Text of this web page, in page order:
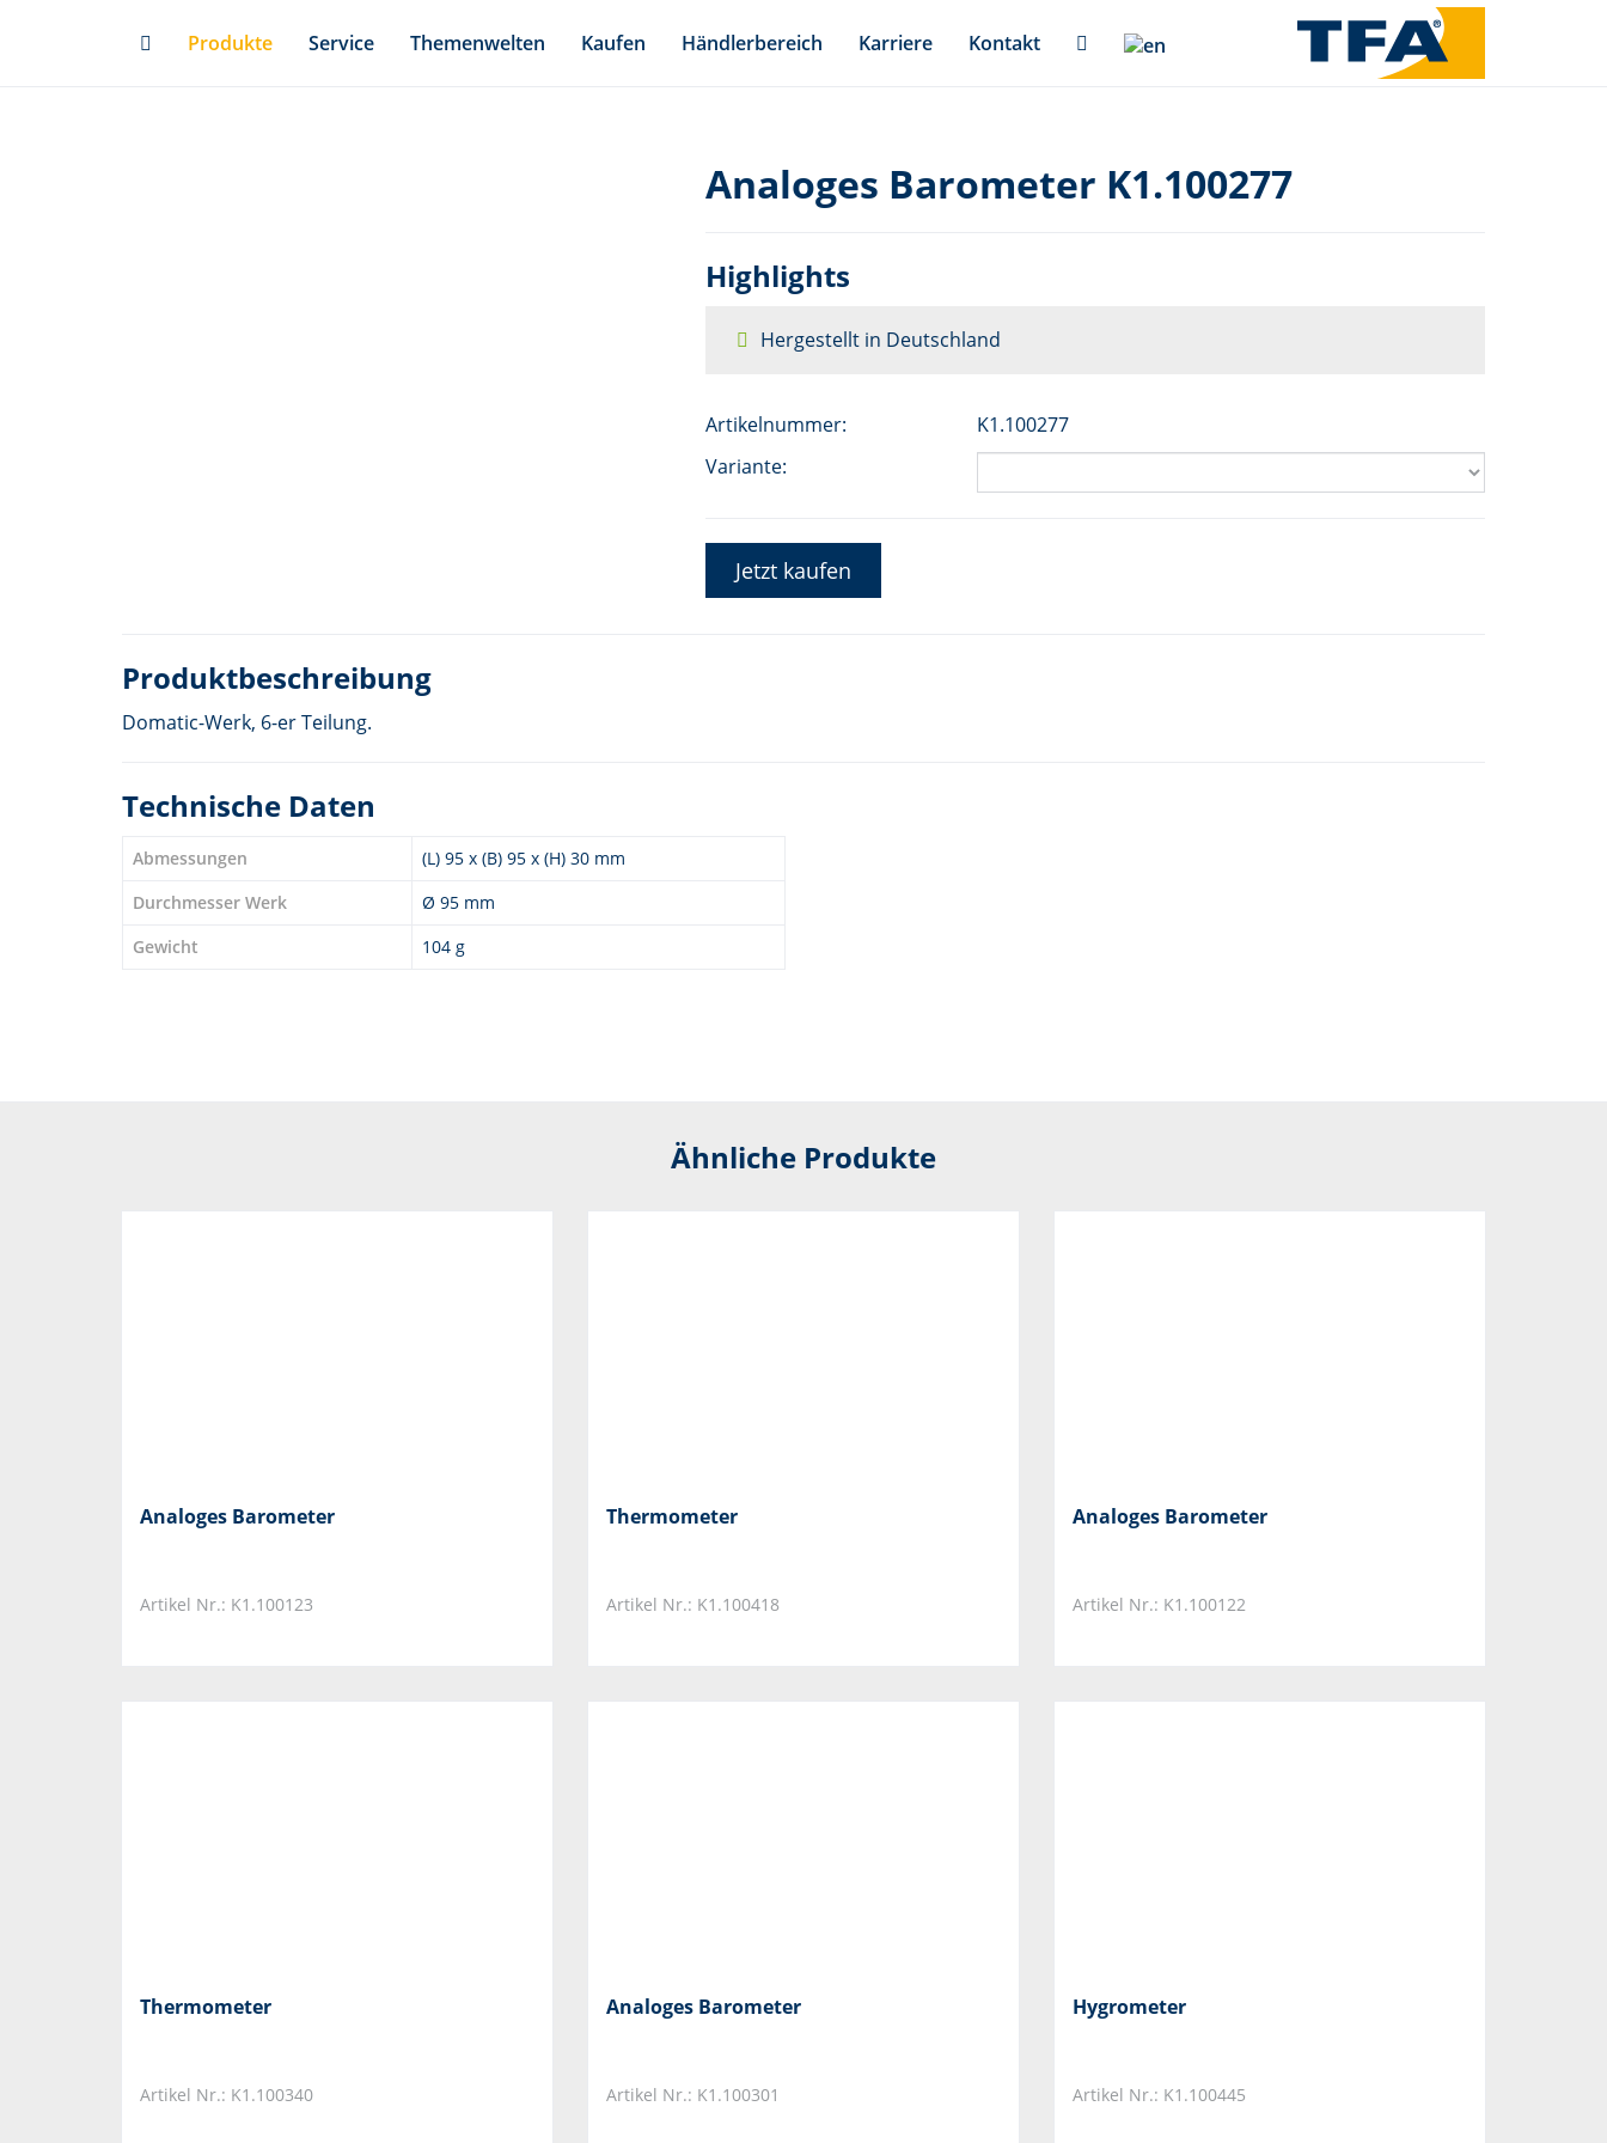
Produkte Service Themenwelten Kaufen Händlerbereich Karriere Kontakt
Analoges Barometer K1.100277
Highlights
Hergestellt in Deutschland
Artikelnummer:
K1.100277
Variante:
Jetzt kaufen
Produktbeschreibung
Domatic-Werk, 6-er Teilung.
Technische Daten
Abmessungen
(L) 95 x (B) 95 x (H) 30 mm
Durchmesser Werk
Ø 95 mm
Gewicht
104 g
Ähnliche Produkte
Analoges Barometer
Artikel Nr.: K1.100123
Thermometer
Artikel Nr.: K1.100418
Analoges Barometer
Artikel Nr.: K1.100122
Thermometer
Artikel Nr.: K1.100340
Analoges Barometer
Artikel Nr.: K1.100301
Hygrometer
Artikel Nr.: K1.100445